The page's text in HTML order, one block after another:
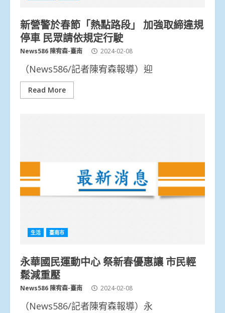
新營警於春節「熱點路段」 加強取締違規
停車 民眾請依規定行駛
News586 陳宥森-臺南 2024-02-08
（News586/記者陳宥森報導）迎
Read More
生活 臺南市
永華國民運動中心 祭新春優惠讓 市民輕
鬆減重壓
News586 陳宥森-臺南 2024-02-08
（News586/記者陳宥森報導）永